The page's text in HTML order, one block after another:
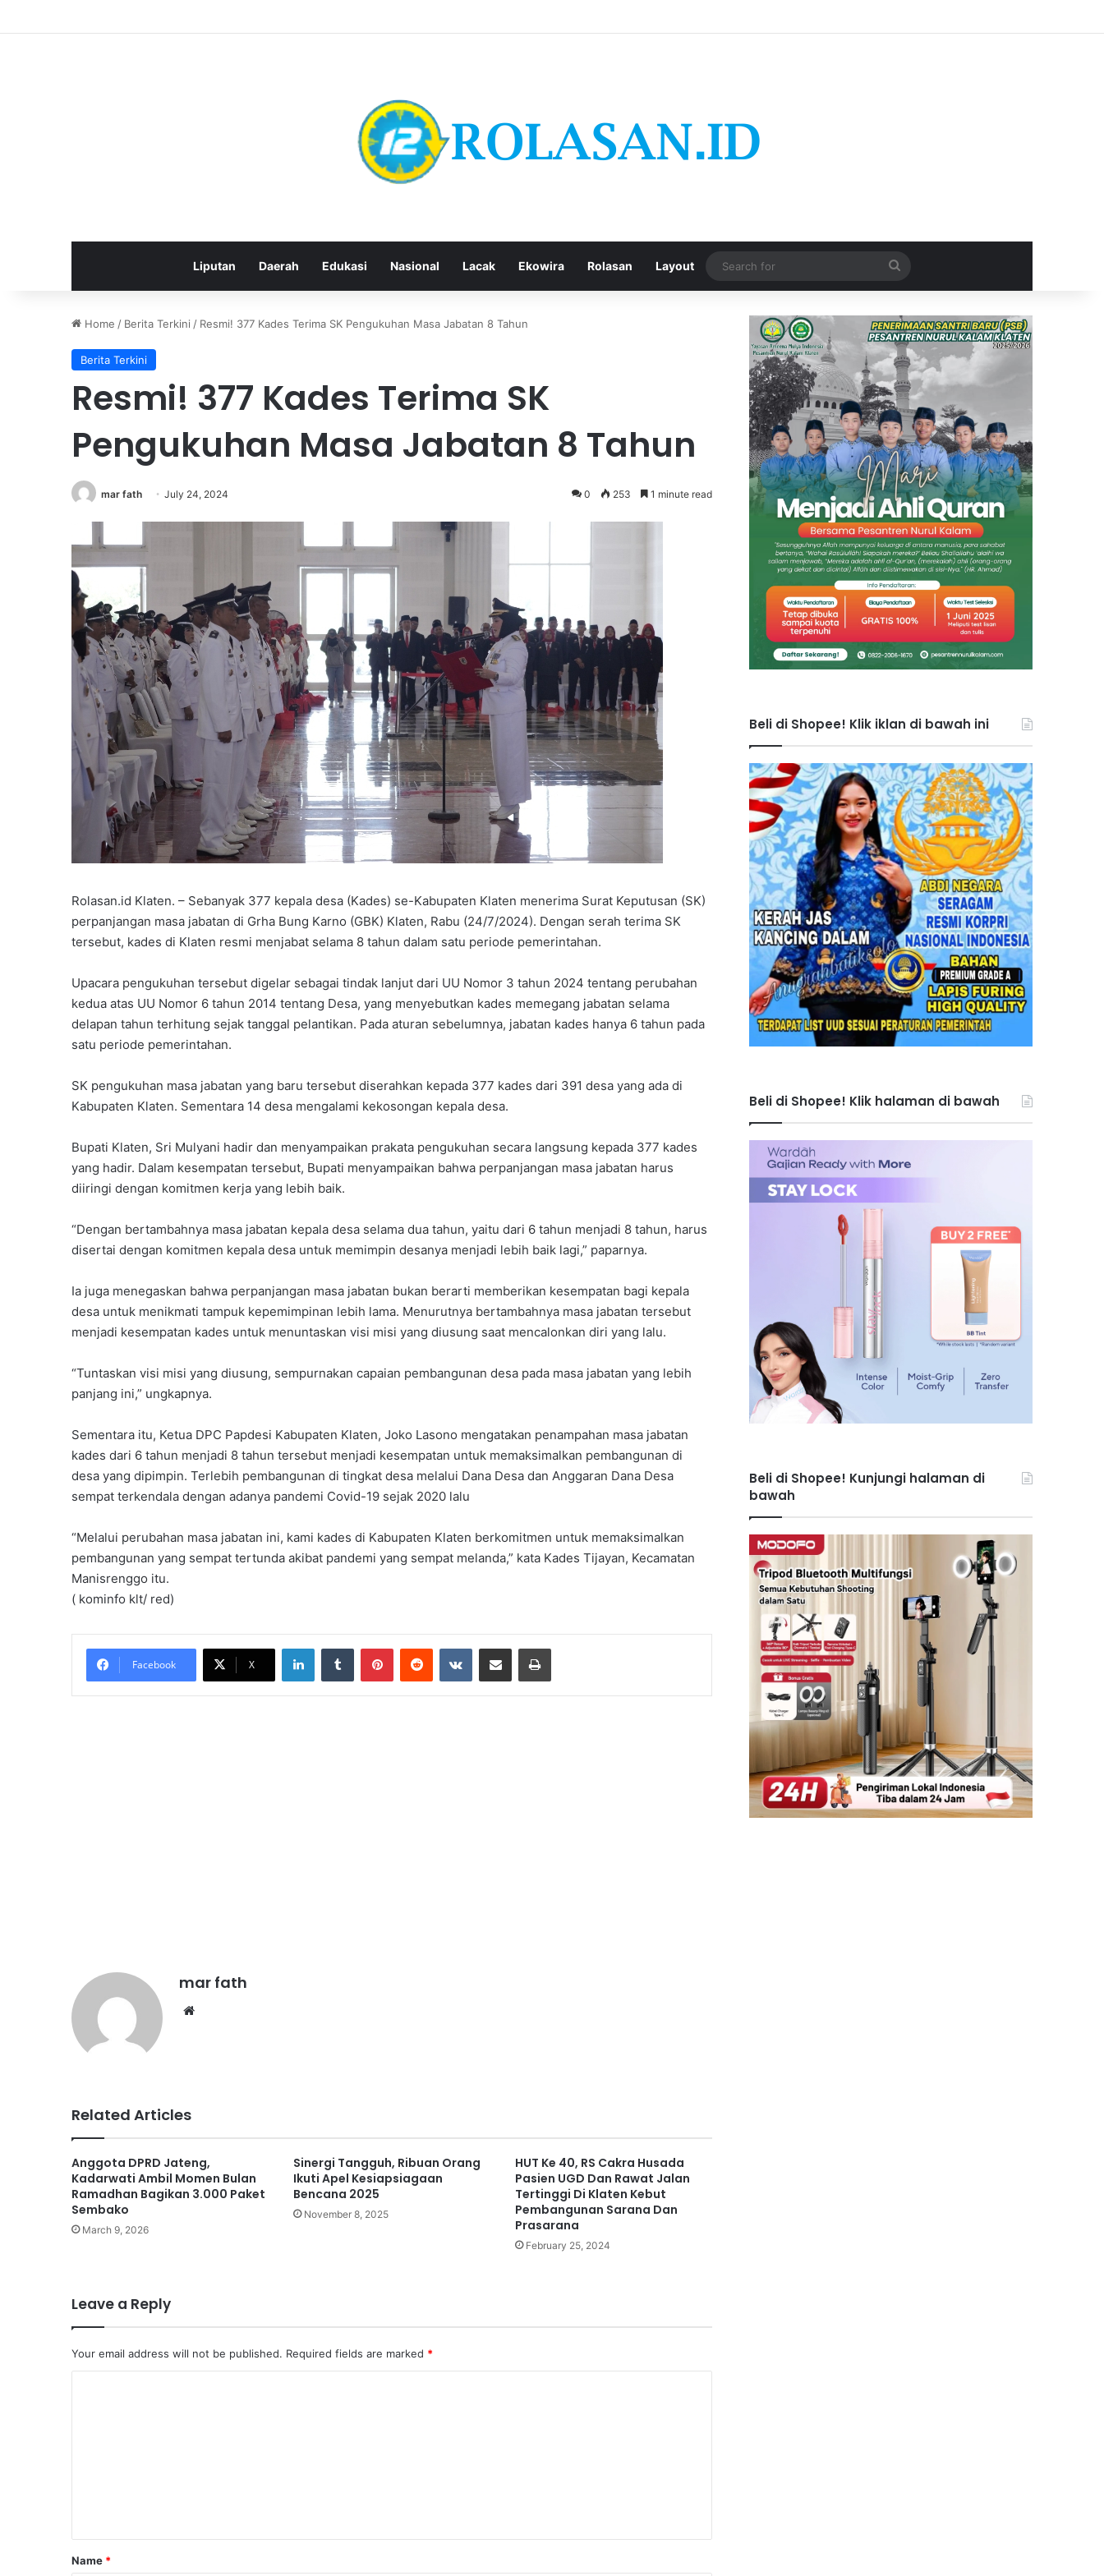
Liputan Daerah Edukasi Nasional Lacak Ekowira Rolasan Layout
Search
for
Home / Berita Terkini / Resmi! 377 Kades Terima SK Pengukuhan Masa Jabatan 8 Tahun
Berita Terkini
Resmi! 377 Kades Terima SK
Pengukuhan Masa Jabatan 8 Tahun
mar fath July 24, 2024 0 253 1 minute read
Rolasan.id Klaten. – Sebanyak 377 kepala desa (Kades) se-Kabupaten Klaten menerima Surat Keputusan (SK)
perpanjangan masa jabatan di Grha Bung Karno (GBK) Klaten, Rabu (24/7/2024). Dengan serah terima SK
tersebut, kades di Klaten resmi menjabat selama 8 tahun dalam satu periode pemerintahan.
Upacara pengukuhan tersebut digelar sebagai tindak lanjut dari UU Nomor 3 tahun 2024 tentang perubahan
kedua atas UU Nomor 6 tahun 2014 tentang Desa, yang menyebutkan kades memegang jabatan selama
delapan tahun terhitung sejak tanggal pelantikan. Pada aturan sebelumnya, jabatan kades hanya 6 tahun pada
satu periode pemerintahan.
SK pengukuhan masa jabatan yang baru tersebut diserahkan kepada 377 kades dari 391 desa yang ada di
Kabupaten Klaten. Sementara 14 desa mengalami kekosongan kepala desa.
Bupati Klaten, Sri Mulyani hadir dan menyampaikan prakata pengukuhan secara langsung kepada 377 kades
yang hadir. Dalam kesempatan tersebut, Bupati menyampaikan bahwa perpanjangan masa jabatan harus
diiringi dengan komitmen kerja yang lebih baik.
“Dengan bertambahnya masa jabatan kepala desa selama dua tahun, yaitu dari 6 tahun menjadi 8 tahun, harus
disertai dengan komitmen kepala desa untuk memimpin desanya menjadi lebih baik lagi,” paparnya.
Ia juga menegaskan bahwa perpanjangan masa jabatan bukan berarti memberikan kesempatan bagi kepala
desa untuk menikmati tampuk kepemimpinan lebih lama. Menurutnya bertambahnya masa jabatan tersebut
menjadi kesempatan kades untuk menuntaskan visi misi yang diusung saat mencalonkan diri yang lalu.
“Tuntaskan visi misi yang diusung, sempurnakan capaian pembangunan desa pada masa jabatan yang lebih
panjang ini,” ungkapnya.
Sementara itu, Ketua DPC Papdesi Kabupaten Klaten, Joko Lasono mengatakan penampahan masa jabatan
kades dari 6 tahun menjadi 8 tahun tersebut menjadi kesempatan untuk memaksimalkan pembangunan di
desa yang dipimpin. Terlebih pembangunan di tingkat desa melalui Dana Desa dan Anggaran Dana Desa
sempat terkendala dengan adanya pandemi Covid-19 sejak 2020 lalu
“Melalui perubahan masa jabatan ini, kami kades di Kabupaten Klaten berkomitmen untuk memaksimalkan
pembangunan yang sempat tertunda akibat pandemi yang sempat melanda,” kata Kades Tijayan, Kecamatan
Manisrenggo itu.
( kominfo klt/ red)
Facebook X
mar fath
Related Articles
Anggota DPRD Jateng,
Kadarwati Ambil Momen Bulan
Ramadhan Bagikan 3.000 Paket
Sembako
March 9, 2026
Sinergi Tangguh, Ribuan Orang
Ikuti Apel Kesiapsiagaan
Bencana 2025
November 8, 2025
HUT Ke 40, RS Cakra Husada
Pasien UGD Dan Rawat Jalan
Tertinggi Di Klaten Kebut
Pembangunan Sarana Dan
Prasarana
February 25, 2024
Leave a Reply
Your email address will not be published. Required fields are marked *
Name *
Beli di Shopee! Klik iklan di bawah ini
Beli di Shopee! Klik halaman di bawah
Beli di Shopee! Kunjungi halaman di
bawah